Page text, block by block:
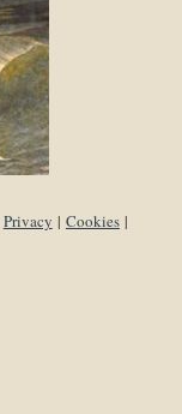
Privacy | Cookies|